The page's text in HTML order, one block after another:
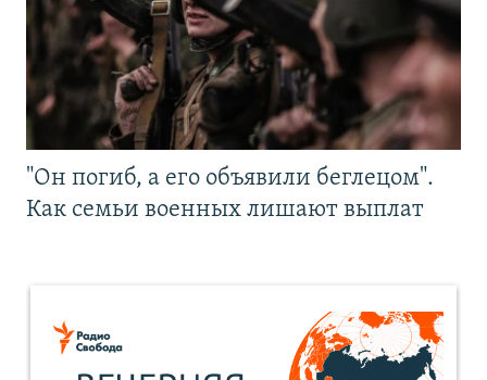
"Он погиб, а его объявили беглецом".
Как семьи военных лишают выплат